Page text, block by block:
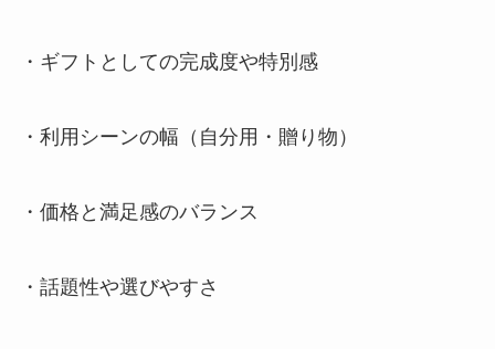
・ギフトとしての完成度や特別感
・利用シーンの幅（自分用・贈り物）
・価格と満足感のバランス
・話題性や選びやすさ